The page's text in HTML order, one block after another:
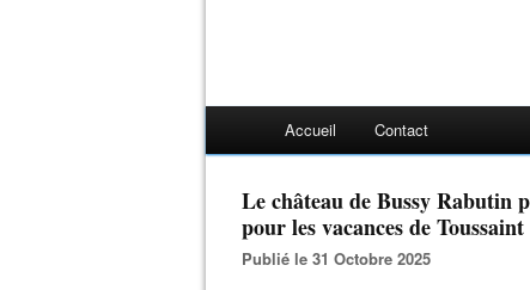
Accueil Contact
Le château de Bussy Rabutin
pour les vacances de Toussaint
Publié le 31 Octobre 2025